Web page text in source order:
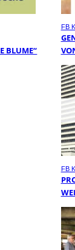
BLUME“
FB
FB